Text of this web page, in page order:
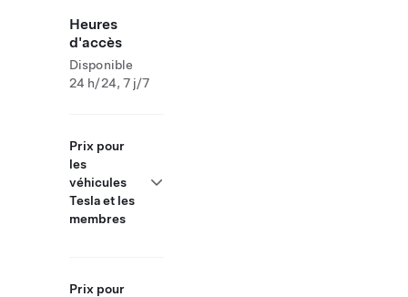
Heures
d'accès
Disponible
24 h/24, 7 j/7
Prix pour
les
véhicules
Tesla et les
membres
Prix pour